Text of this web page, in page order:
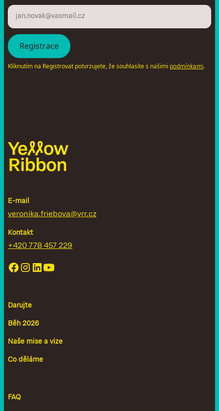
Kliknutím na Registrovat potvrzujete, že souhlasíte s našimi podmínkami.
E-mail
veronika.friebova@yrr.cz
Kontakt
+420 778 457 229
Darujte
Běh 2026
Naše mise a vize
Co děláme
FAQ